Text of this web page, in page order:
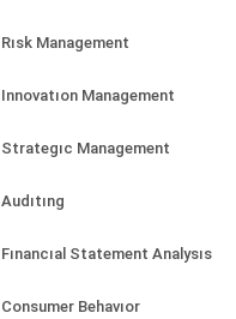
Rısk Management
Innovatıon Management
Strategıc Management
Audıtıng
Fınancıal Statement Analysıs
Consumer Behavıor